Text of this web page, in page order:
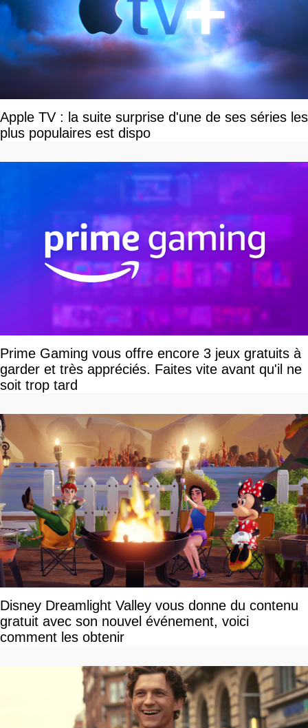
Apple TV : la suite surprise d'une de ses séries les
plus populaires est dispo
Prime Gaming vous offre encore 3 jeux gratuits à
garder et très appréciés. Faites vite avant qu'il ne
soit trop tard
Disney Dreamlight Valley vous donne du contenu
gratuit avec son nouvel événement, voici
comment les obtenir